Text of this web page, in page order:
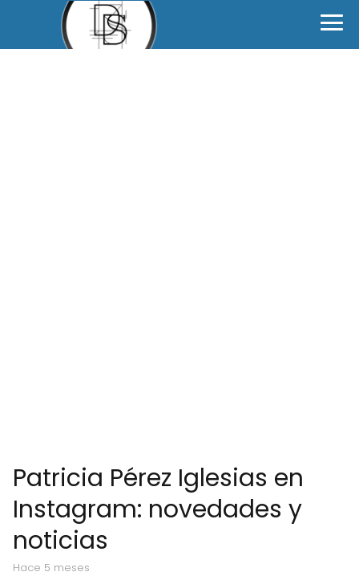
Patricia Pérez Iglesias en
Instagram: novedades y
noticias
hace 5 meses